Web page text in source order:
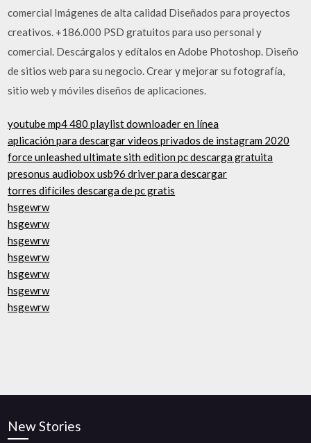
comercial Imágenes de alta calidad Diseñados para proyectos
creativos. +186.000 PSD gratuitos para uso personal y
comercial. Descárgalos y edítalos en Adobe Photoshop. Diseño
de sitios web para su negocio. Crear y mejorar su fotografía,
sitio web y móviles diseños de aplicaciones.
youtube mp4 480 playlist downloader en línea
aplicación para descargar videos privados de instagram 2020
force unleashed ultimate sith edition pc descarga gratuita
presonus audiobox usb96 driver para descargar
torres difíciles descarga de pc gratis
hsgewrw
hsgewrw
hsgewrw
hsgewrw
hsgewrw
hsgewrw
hsgewrw
New Stories